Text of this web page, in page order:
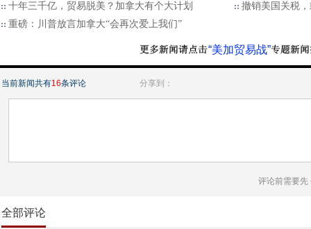
十年三千亿，贸易脱美？加拿大有个大计划
撤销美国关税
重磅：川普放言加拿大“会再次爱上我们”
“美加贸易战”
当前新闻共有16条评论 分享到：
评论前需要先
全部评论